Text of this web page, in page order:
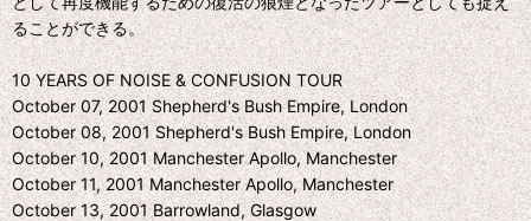
ることができる。
10 YEARS OF NOISE & CONFUSION TOUR
October 07, 2001 Shepherd's Bush Empire, London
October 08, 2001 Shepherd's Bush Empire, London
October 10, 2001 Manchester Apollo, Manchester
October 11, 2001 Manchester Apollo, Manchester
October 13, 2001 Barrowland, Glasgow